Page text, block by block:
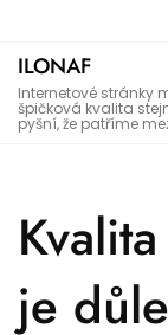
content
ILONAF
Internetové stránky
špičková kvalita
pyšní, že patříme
je